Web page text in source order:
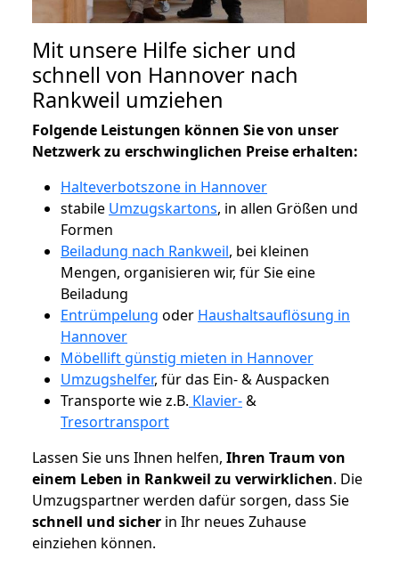
Mit unsere Hilfe sicher und
schnell von Hannover nach
Rankweil umziehen
Folgende Leistungen können Sie von unser
Netzwerk zu erschwinglichen Preise erhalten:
Halteverbotszone in Hannover
stabile Umzugskartons, in allen Größen und
Formen
Beiladung nach Rankweil, bei kleinen
Mengen, organisieren wir, für Sie eine
Beiladung
Entrümpelung oder Haushaltsauflösung in
Hannover
Möbellift günstig mieten in Hannover
Umzugshelfer, für das Ein- & Auspacken
Transporte wie z.B. Klavier-&
Tresortransport
Lassen Sie uns Ihnen helfen, Ihren Traum von
einem Leben in Rankweil zu verwirklichen. Die
Umzugspartner werden dafür sorgen, dass Sie
schnell und sicher in Ihr neues Zuhause
einziehen können.